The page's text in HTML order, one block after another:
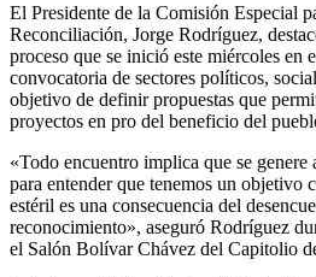
El Presidente de la Comisión Especial
Reconciliación, Jorge Rodríguez,
proceso que se inició este miércoles en
convocatoria de sectores políticos,
objetivo de definir propuestas que
proyectos en pro del beneficio del
«Todo encuentro implica que se
para entender que tenemos un objetivo
estéril es una consecuencia del
reconocimiento», aseguró Rodríguez
el Salón Bolívar Chávez del Capitolio